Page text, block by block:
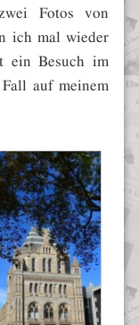
Fotos von
ich mal wieder
ein Besuch im
auf meinem